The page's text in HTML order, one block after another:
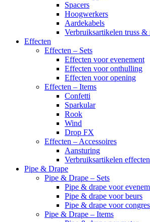
Spacers
Hoogwerkers
Aardekabels
Verbruiksartikelen truss &
Effecten
Effecten – Sets
Effecten voor evenement
Effecten voor onthulling
Effecten voor opening
Effecten – Items
Confetti
Sparkular
Rook
Wind
Drop FX
Effecten – Accessoires
Aansturing
Verbruiksartikelen effecten
Pipe & Drape
Pipe & Drape – Sets
Pipe & drape voor
Pipe & drape voor beurs
Pipe & drape voor congres
Pipe & Drape – Items